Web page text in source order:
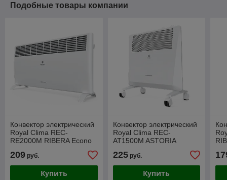
Подобные товары компании
Конвектор электрический
Royal Clima REC-
RE2000M RIBERA Econo
209 руб.
Купить
Конвектор электрический
Royal Clima REC-
AT1500M ASTORIA
225руб.
Купить